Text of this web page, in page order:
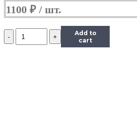
1100 ₽
Количество
Чернила
Add to
cart